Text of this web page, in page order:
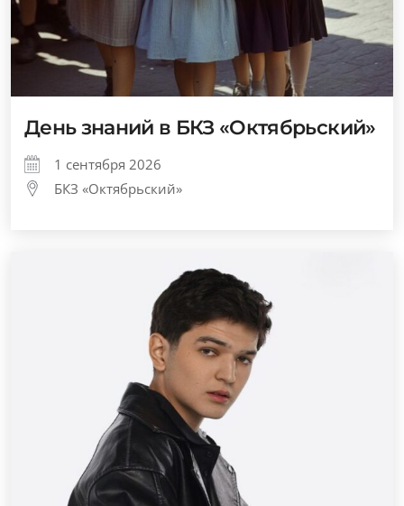
День знаний в БКЗ «Октябрьский»
1 сентября 2026
БКЗ «Октябрьский»